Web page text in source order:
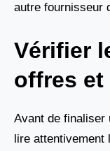
autre fournisseur
Vérifier
offres
Avant de finaliser
lire attentivement